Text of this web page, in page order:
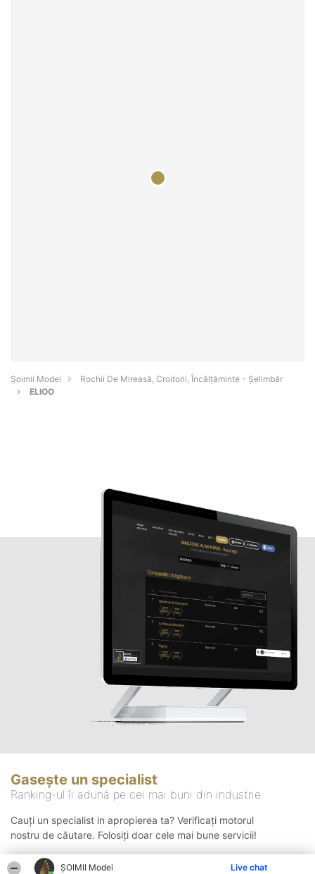
ȘOIMII Modei Live chat
Șoimii Modei
Rochii De Mireasă, Croitorii, Încălțăminte - Şelimbăr
ELIOO
Gasește un specialist
Ranking-ul îi adună pe cei mai buni din industrie
Cauți un specialist in apropierea ta? Verificați motorul
nostru de căutare. Folosiți doar cele mai bune servicii!